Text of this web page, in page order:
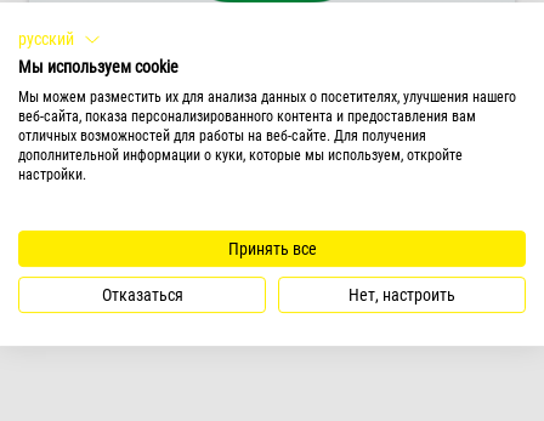
Tetra Pond Fountain AntiCalc
Полностью удаляет известковые отложения
с фонтанов и водных декораций.
ПОДРОБНЕЕ
русский
Мы используем cookie
Мы можем разместить их для анализа данных о посетителях, улучшения нашего
веб-сайта, показа персонализированного контента и предоставления вам
отличных возможностей для работы на веб-сайте. Для получения
дополнительной информации о куки, которые мы используем, откройте
настройки.
Принять все
Отказаться Нет, настроить